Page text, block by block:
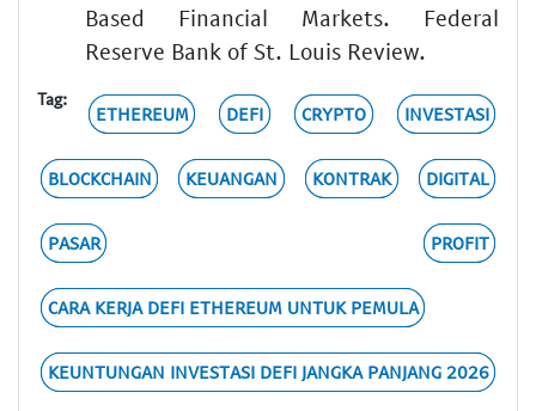
Based Financial Markets. Federal
Reserve Bank of St. Louis Review.
Tag:
ETHEREUM DEFI CRYPTO INVESTASI
BLOCKCHAIN KEUANGAN KONTRAK DIGITAL
PASAR PROFIT
CARA KERJA DEFI ETHEREUM UNTUK PEMULA
KEUNTUNGAN INVESTASI DEFI JANGKA PANJANG 2026